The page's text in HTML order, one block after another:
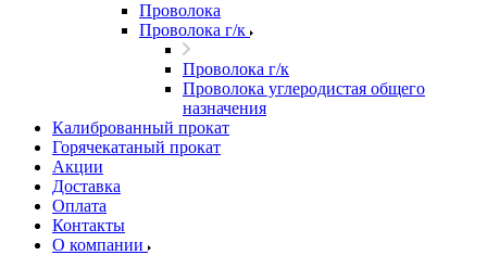
Проволока
Проволока г/к
Проволока г/к
Проволока углеродистая общего
назначения
Калиброванный прокат
Горячекатаный прокат
Акции
Доставка
Оплата
Контакты
О компании